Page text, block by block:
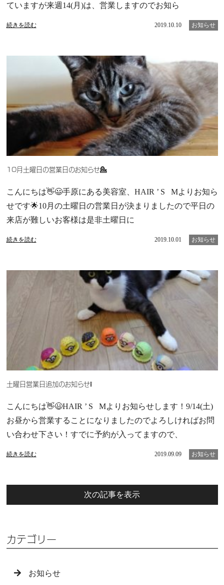
ていますが来週14(月)は、営業しますのでお知ら
続きを読む 2019.10.10 お知らせ
10月土曜日の営業日のお知らせ💁
こんにちは👋😃手原にある美容室、HAIR ’ S Mよりお知ら
せです🌟10月の土曜日の営業日が決まりましたので平日の
来店が難しいお客様は是非土曜日に
続きを読む 2019.10.01 お知らせ
土曜日営業日追加のお知らせ❕
こんにちは👋😃HAIR ’ S Mよりお知らせします！9/14(土)
お昼から営業することになりましたのでよろしければお問
い合わせ下さい！すでに予約が入ってますので、
続きを読む 2019.09.09 お知らせ
次の記事を表示
カテゴリー
お知らせ